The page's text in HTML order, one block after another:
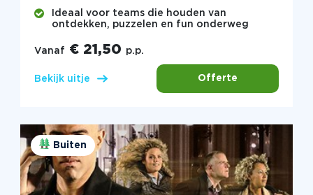
Ideaal voor teams die houden van
ontdekken, puzzelen en fun onderweg
Vanaf € 21,50 p.p.
Bekijk uitje Offerte
Buiten